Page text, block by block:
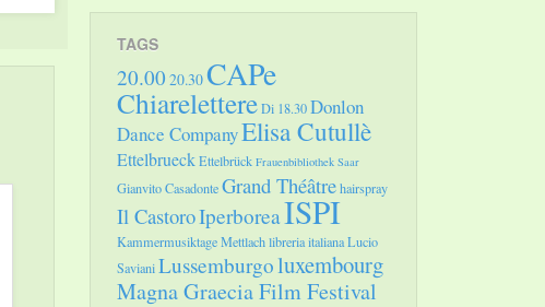
TAGS
20.00 20.30CAPe
ChiarelettereDi 18.30Donlon
Dance CompanyElisa Cutullè
EttelbrueckEttelbrück Frauenbibliothek Saar
Gianvito CasadonteGrand Théâtrehairspray
Il CastoroIperboreaISPI
Kammermusiktage Mettlachlibreria italianaLucio
SavianiLussemburgoluxembourg
Magna Graecia Film Festival